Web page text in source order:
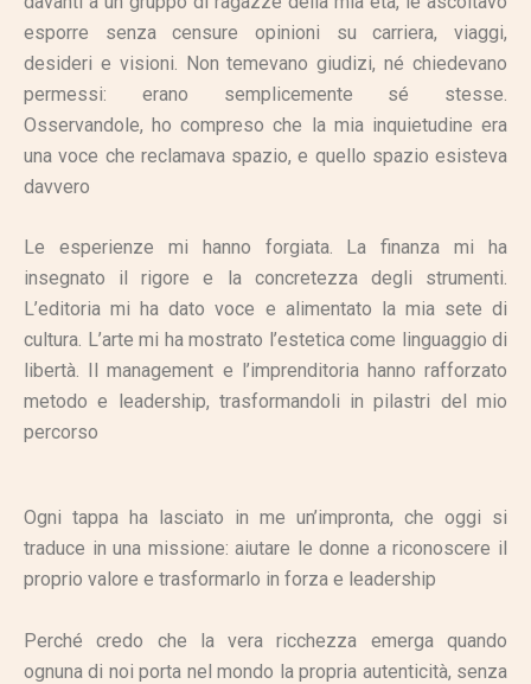
esporre senza censure opinioni su carriera, viaggi,
desideri e visioni. Non temevano giudizi, né chiedevano
permessi: erano semplicemente sé stesse.
Osservandole, ho compreso che la mia inquietudine era
una voce che reclamava spazio, e quello spazio esisteva
davvero
Le esperienze mi hanno forgiata. La finanza mi ha
insegnato il rigore e la concretezza degli strumenti.
L’editoria mi ha dato voce e alimentato la mia sete di
cultura. L’arte mi ha mostrato l’estetica come linguaggio di
libertà. Il management e l’imprenditoria hanno rafforzato
metodo e leadership, trasformandoli in pilastri del mio
percorso
Ogni tappa ha lasciato in me un’impronta, che oggi si
traduce in una missione: aiutare le donne a riconoscere il
proprio valore e trasformarlo in forza e leadership
Perché credo che la vera ricchezza emerga quando
ognuna di noi porta nel mondo la propria autenticità, senza